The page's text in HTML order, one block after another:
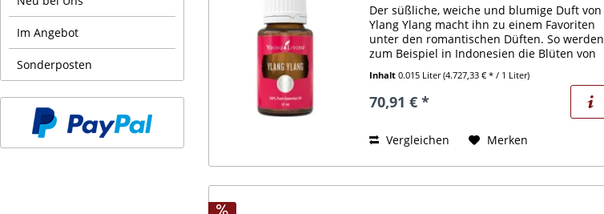
Im Angebot
Sonderposten
Der süßliche, weiche und blumige Duft von
Ylang Ylang macht ihn zu einem Favoriten
unter den romantischen Düften. So werden
zum Beispiel in Indonesien die Blüten von
Ylang Ylang ist überaus...
Inhalt0.015 Liter(4.727,33 € * / 1 Liter)
70,91 € *
Vergleichen Merken